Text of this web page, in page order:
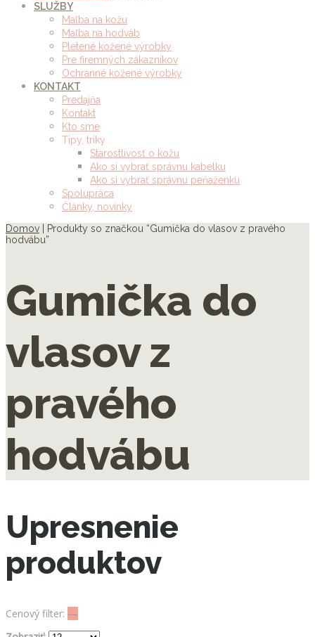
SLUŽBY
Maľba na kožu
Maľba na hodváb
Pletené kožené výrobky
Pre firemných zákazníkov
Ochranné kožené výrobky
KONTAKT
Predajňa
Kontakt
Kto sme
Tipy, triky
Starostlivosť o kožu
Ako si vybrať správnu kabelku
Ako si vybrať správnu peňaženku
Spolupráca
Články, novinky
Domov | Produkty so značkou “Gumička do vlasov z pravého
hodvábu”
Gumička do
vlasov z
pravého
hodvábu
Upresnenie
produktov
Cenový filter: —